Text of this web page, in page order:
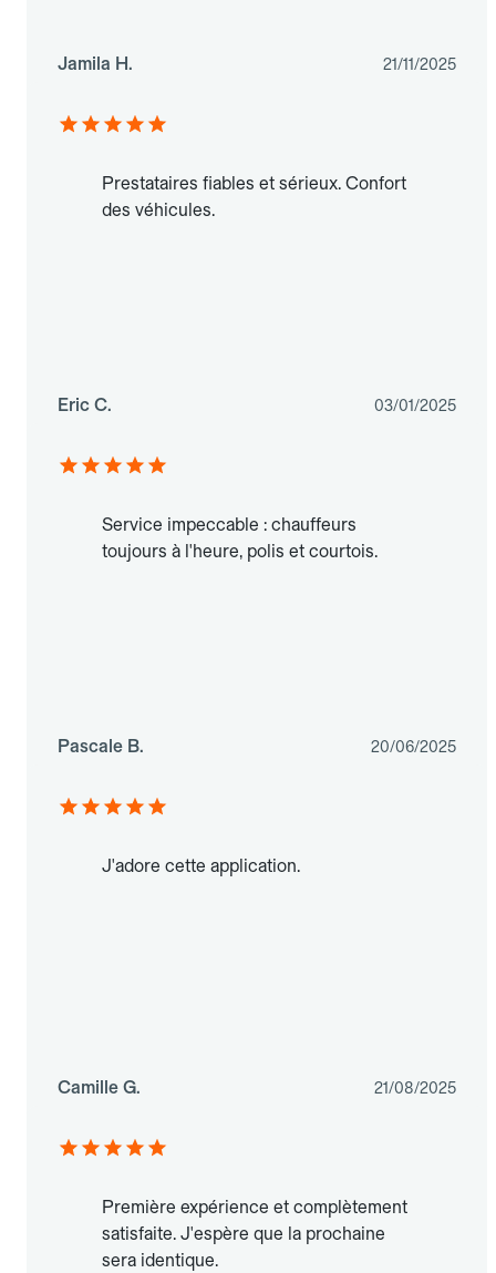
Jamila H. 21/11/2025
Prestataires fiables et sérieux. Confort
des véhicules.
Eric C. 03/01/2025
Service impeccable : chauffeurs
toujours à l'heure, polis et courtois.
Pascale B. 20/06/2025
J'adore cette application.
Camille G. 21/08/2025
Première expérience et complètement
satisfaite. J'espère que la prochaine
sera identique.